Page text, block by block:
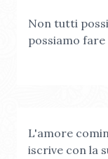
Non tutti
possiamo
L'amore
iscrive con la